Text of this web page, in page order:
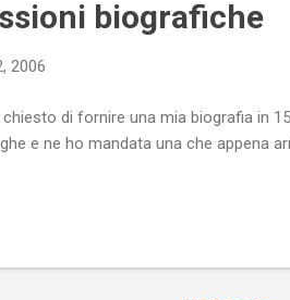
biografiche
2006
di fornire una mia biografia in
e ne ho mandata una che appena